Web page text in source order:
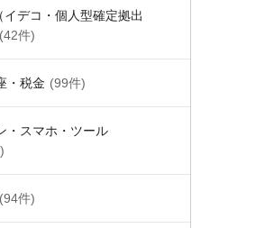
イデコ・個人型確定拠出
(42件)
・税金 (99件)
・スマホ・ツール
(94件)